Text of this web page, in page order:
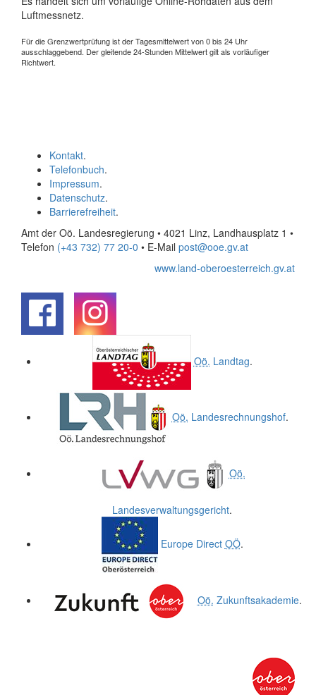
Luftmessnetz.
Für die Grenzwertprüfung ist der Tagesmittelwert von 0 bis 24 Uhr
ausschlaggebend. Der gleitende 24-Stunden Mittelwert gilt als vorläufiger
Richtwert.
Kontakt.
Telefonbuch.
Impressum.
Datenschutz.
Barrierefreiheit.
Amt der Oö. Landesregierung • 4021 Linz, Landhausplatz 1 •
Telefon (+43 732) 77 20-0 • E-Mail post@ooe.gv.at
www.land-oberoesterreich.gv.at
Oö. Landtag.
Oö. Landesrechnungshof.
Oö.
Landesverwaltungsgericht.
Europe Direct OÖ.
Oö. Zukunftsakademie.